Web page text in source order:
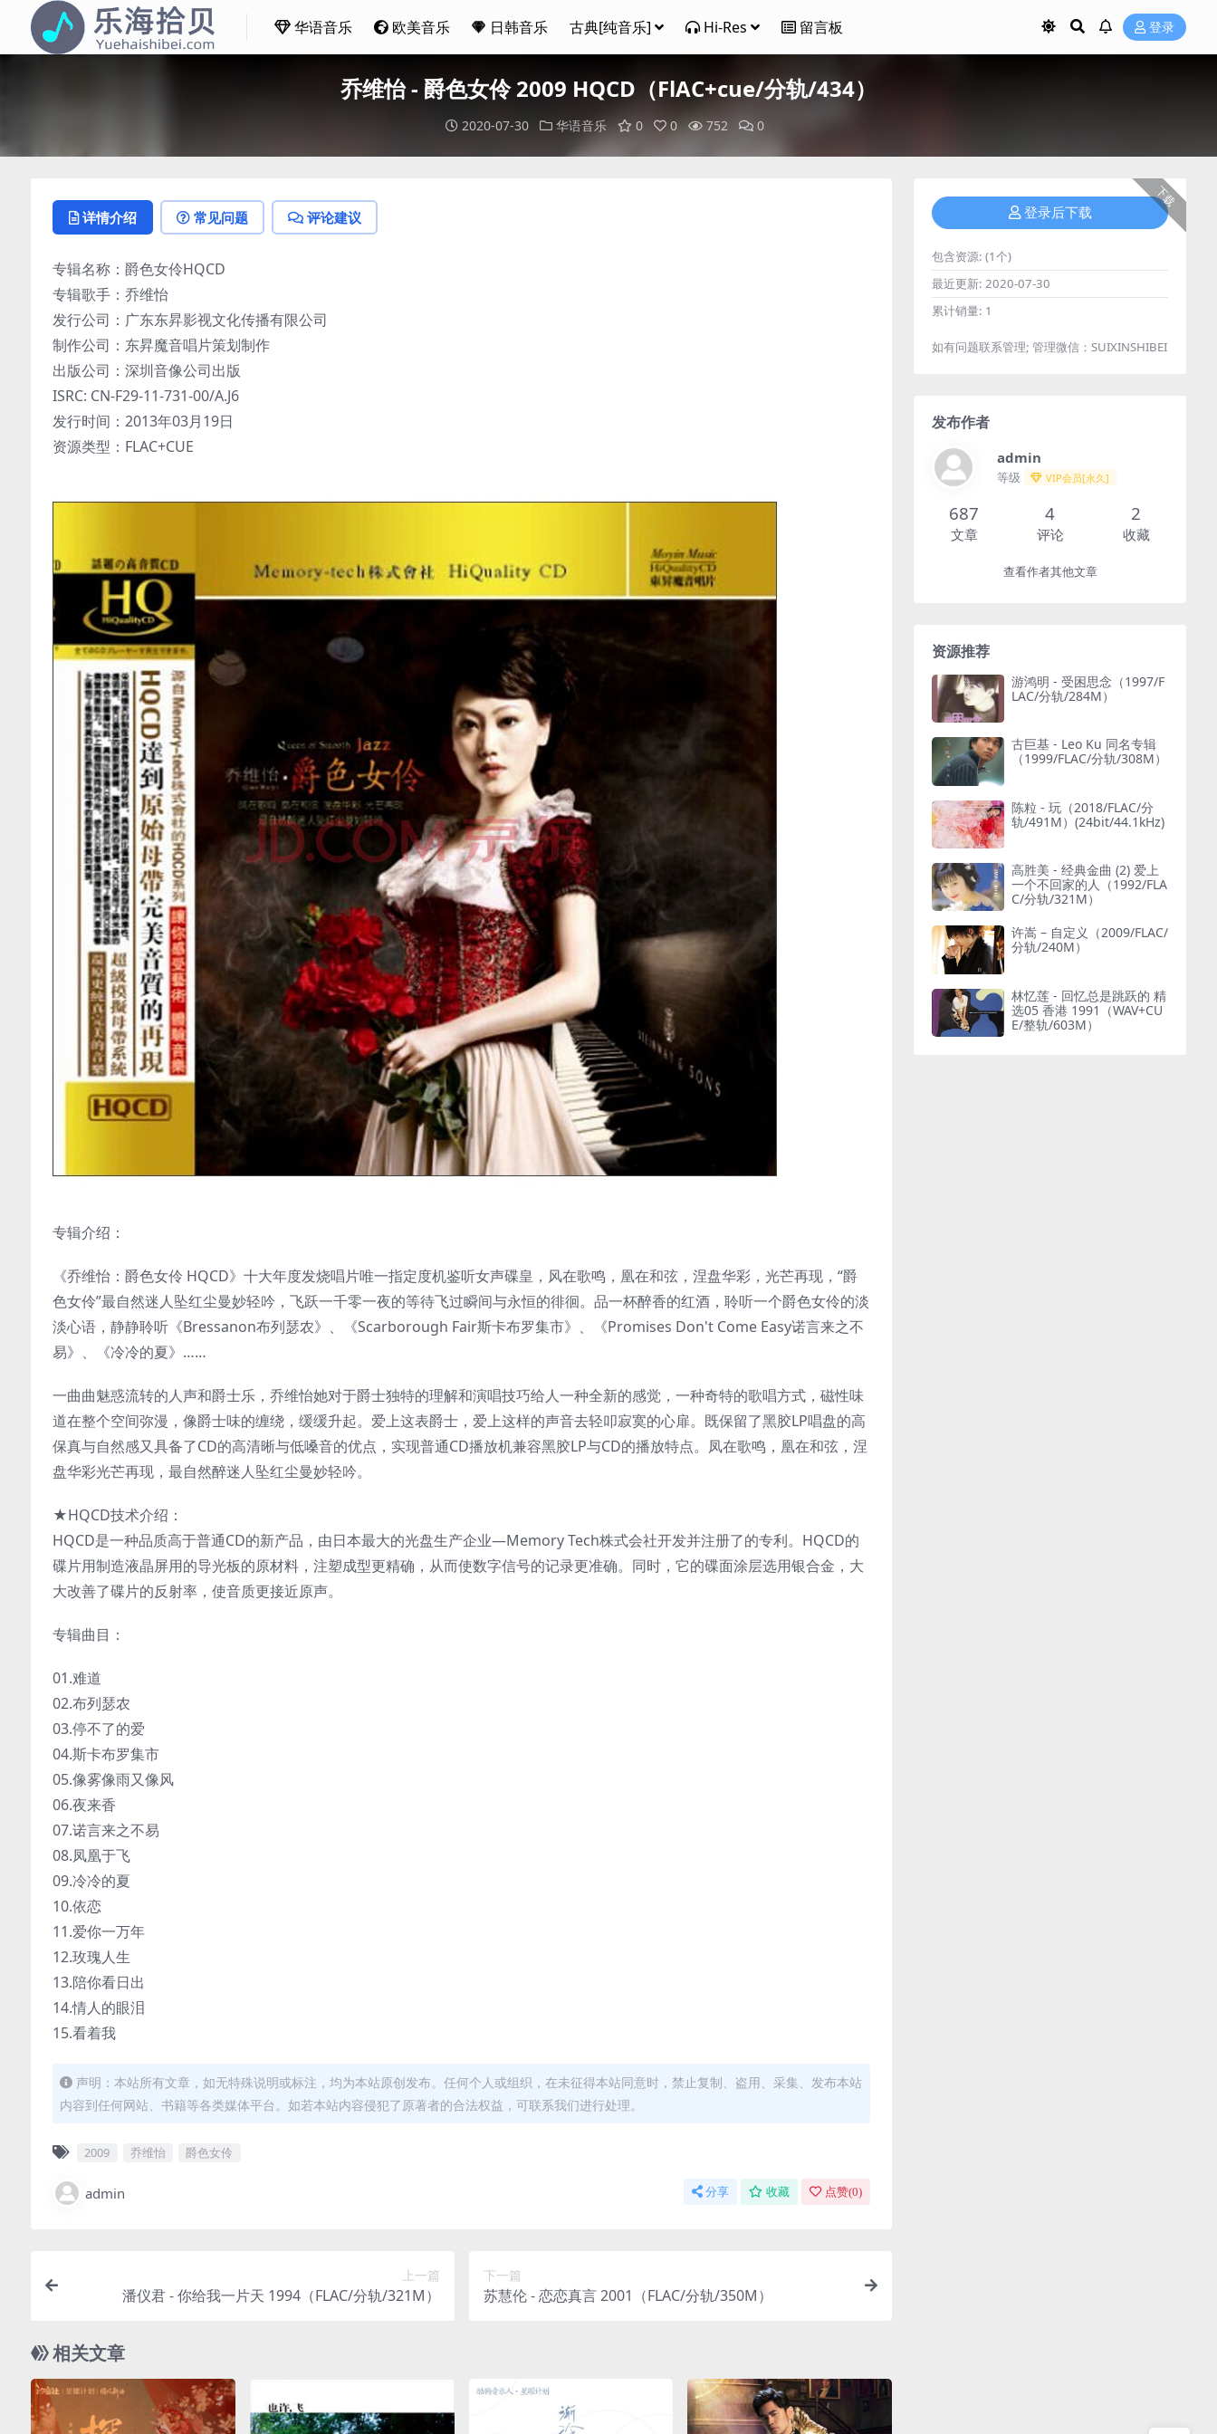
华语音乐 欧美音乐 日韩音乐 古典[纯音乐] Hi-Res 留言板 登录
乔维怡 - 爵色女伶 2009 HQCD（FlAC+cue/分轨/434）
2020-07-30 华语音乐 0 0 752 0
详情介绍 常见问题 评论建议
专辑名称：爵色女伶HQCD
专辑歌手：乔维怡
发行公司：广东东昇影视文化传播有限公司
制作公司：东昇魔音唱片策划制作
出版公司：深圳音像公司出版
ISRC: CN-F29-11-731-00/A.J6
发行时间：2013年03月19日
资源类型：FLAC+CUE
专辑介绍：
《乔维怡：爵色女伶 HQCD》十大年度发烧唱片唯一指定度机鉴听女声碟皇，风在歌鸣，凰在和弦，涅盘华彩，光芒再现，“爵
色女伶”最自然迷人坠红尘曼妙轻吟，飞跃一千零一夜的等待飞过瞬间与永恒的徘徊。品一杯醉香的红酒，聆听一个爵色女伶的淡
淡心语，静静聆听《Bressanon布列瑟农》、《Scarborough Fair斯卡布罗集市》、《Promises Don't Come Easy诺言来之不
易》、《冷冷的夏》……
一曲曲魅惑流转的人声和爵士乐，乔维怡她对于爵士独特的理解和演唱技巧给人一种全新的感觉，一种奇特的歌唱方式，磁性味
道在整个空间弥漫，像爵士味的缠绕，缓缓升起。爱上这表爵士，爱上这样的声音去轻叩寂寞的心扉。既保留了黑胶LP唱盘的高
保真与自然感又具备了CD的高清晰与低嗓音的优点，实现普通CD播放机兼容黑胶LP与CD的播放特点。凤在歌鸣，凰在和弦，涅
盘华彩光芒再现，最自然醉迷人坠红尘曼妙轻吟。
★HQCD技术介绍：
HQCD是一种品质高于普通CD的新产品，由日本最大的光盘生产企业—Memory Tech株式会社开发并注册了的专利。HQCD的
碟片用制造液晶屏用的导光板的原材料，注塑成型更精确，从而使数字信号的记录更准确。同时，它的碟面涂层选用银合金，大
大改善了碟片的反射率，使音质更接近原声。
专辑曲目：
01.难道
02.布列瑟农
03.停不了的爱
04.斯卡布罗集市
05.像雾像雨又像风
06.夜来香
07.诺言来之不易
08.凤凰于飞
09.冷冷的夏
10.依恋
11.爱你一万年
12.玫瑰人生
13.陪你看日出
14.情人的眼泪
15.看着我
声明：本站所有文章，如无特殊说明或标注，均为本站原创发布。任何个人或组织，在未征得本站同意时，禁止复制、盗用、采集、发布本站
内容到任何网站、书籍等各类媒体平台。如若本站内容侵犯了原著者的合法权益，可联系我们进行处理。
2009 乔维怡 爵色女伶
admin 分享 收藏 点赞(0)
上一篇
潘仪君 - 你给我一片天 1994（FLAC/分轨/321M）
下一篇
苏慧伦 - 恋恋真言 2001（FLAC/分轨/350M）
相关文章
下载
登录后下载
包含资源: (1个)
最近更新: 2020-07-30
累计销量: 1
如有问题联系管理; 管理微信：SUIXINSHIBEI
发布作者
admin
等级 VIP会员[永久]
687
文章
4
评论
2
收藏
查看作者其他文章
资源推荐
游鸿明 - 受困思念（1997/F
LAC/分轨/284M）
古巨基 - Leo Ku 同名专辑
（1999/FLAC/分轨/308M）
陈粒 - 玩（2018/FLAC/分
轨/491M）(24bit/44.1kHz)
高胜美 - 经典金曲 (2) 爱上
一个不回家的人（1992/FLA
C/分轨/321M）
许嵩 – 自定义（2009/FLAC/
分轨/240M）
林忆莲 - 回忆总是跳跃的 精
选05 香港 1991（WAV+CU
E/整轨/603M）